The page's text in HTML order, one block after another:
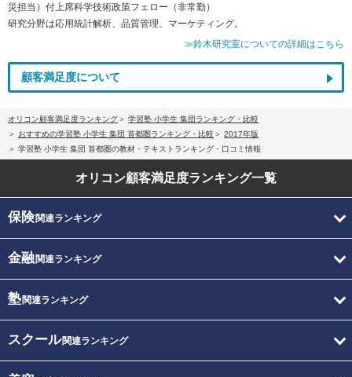
災担当）付上席科学技術政策フェロー（非常勤）
研究分野は応用統計解析、品質管理、マーケティング。
≫鈴木研究室についての詳細はこちら
顧客満足度について
オリコン顧客満足度ランキング
学習塾 小学生 集団ランキング・比較
おすすめの学習塾 小学生 集団 首都圏ランキング・比較
2017年版
学習塾 小学生 集団 首都圏の教材・テキストランキング・口コミ情報
オリコン顧客満足度ランキング一覧
保険関連ランキング
金融関連ランキング
塾関連ランキング
スクール関連ランキング